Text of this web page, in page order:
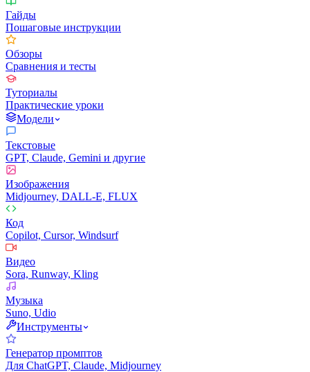
Гайды
Пошаговые инструкции
Обзоры
Сравнения и тесты
Туториалы
Практические уроки
Модели
Текстовые
GPT, Claude, Gemini и другие
Изображения
Midjourney, DALL-E, FLUX
Код
Copilot, Cursor, Windsurf
Видео
Sora, Runway, Kling
Музыка
Suno, Udio
Инструменты
Генератор промптов
Для ChatGPT, Claude, Midjourney